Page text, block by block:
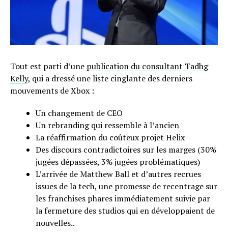
Tout est parti d’une publication du consultant Tadhg
Kelly, qui a dressé une liste cinglante des derniers
mouvements de Xbox :
Un changement de CEO
Un rebranding qui ressemble à l’ancien
La réaffirmation du coûteux projet Helix
Des discours contradictoires sur les marges (30%
jugées dépassées, 3% jugées problématiques)
L’arrivée de Matthew Ball et d’autres recrues
issues de la tech, une promesse de recentrage sur
les franchises phares immédiatement suivie par
la fermeture des studios qui en développaient de
nouvelles..